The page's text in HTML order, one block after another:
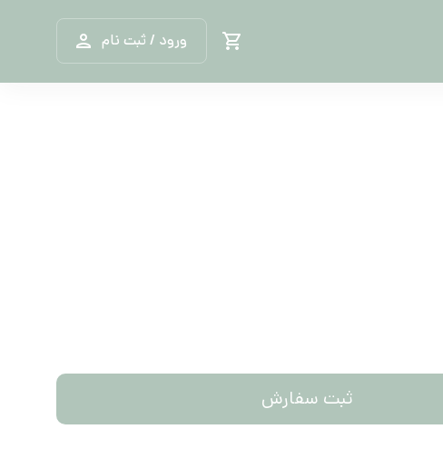
ورود / ثبت نام
ثبت سفارش